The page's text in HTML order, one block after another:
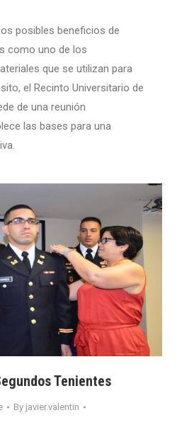
posibles beneficios de
como uno de los
que se utilizan para
el Recinto Universitario de
de una reunión
las bases para una
Tenientes
By javier.valentin